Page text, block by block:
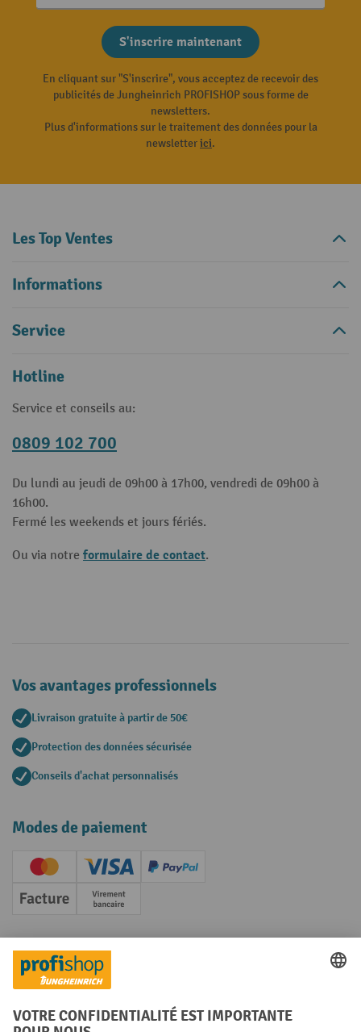
S'inscrire maintenant
En cliquant sur "S'inscrire", vous acceptez de recevoir des
publicités de Jungheinrich PROFISHOP sous forme de
newsletters.
Plus d'informations sur le traitement des données pour la
newsletterici.
Les Top Ventes
Informations
Service
Hotline
Service et conseils au:
0809 102 700
Du lundi au jeudi de 09h00 à 17h00, vendredi de 09h00 à
16h00.
Fermé les weekends et jours fériés.
Ou via notre formulaire de contact.
Vos avantages professionnels
Livraison gratuite à partir de 50€
Protection des données sécurisée
Conseils d'achat personnalisés
Modes de paiement
Creditcard (Master)Creditcard (Visa)
PayPal
Facture Paiement anticipé
Réseaux sociaux
Facebook
YouTube
LinkedInInstagram